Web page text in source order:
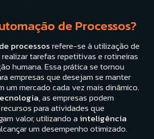
de Processos?
processosrefere-se à utilização de
tarefas repetitivas e rotineiras
humana. Essa prática se tornou
empresas que desejam se manter
um mercado cada vez mais dinâmico.
, as empresas podem
para atividades que
valor, utilizando a inteligência
um desempenho otimizado.